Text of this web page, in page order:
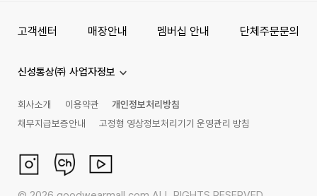
고객센터 매장안내 멤버십 안내 단체주문문의
신성통상㈜ 사업자정보
회사소개 이용약관
개인정보처리방침
채무지급보증안내
고정형 영상정보처리기기 운영관리 방침